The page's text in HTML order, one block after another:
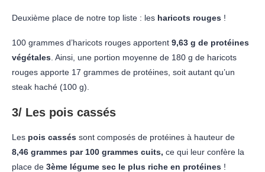
Deuxième place de notre top liste : les haricots rouges !
100 grammes d’haricots rouges apportent 9,63 g de protéines
végétales . Ainsi, une portion moyenne de 180 g de haricots
rouges apporte 17 grammes de protéines, soit autant qu’un
steak haché (100 g).
3/ Les pois cassés
Les pois cassés sont composés de protéines à hauteur de
8,46 grammes par 100 grammes cuits, ce qui leur confère la
place de 3ème légume sec le plus riche en protéines !